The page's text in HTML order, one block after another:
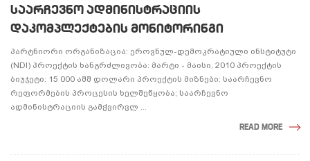
ᲡᲐᲐᲠᲩᲔᲕᲜᲝ ᲐᲓᲛᲘᲜᲘᲡᲢᲠᲐᲪᲘᲘᲡ
ᲓᲐᲙᲝᲛᲞᲚᲔᲥᲢᲔᲑᲘᲡ ᲛᲝᲜᲘᲢᲝᲠᲘᲜᲒᲘ
პარტნიორი ორგანიზაცია: ეროვნულ-დემოკრატიული ინსტიტუტი
(NDI) პროექტის ხანგრძლივობა: მარტი - მაისი, 2010 პროექტის
ბიუჯეტი: 15 000 აშშ დოლარი პროექტის მიზნები: საარჩევნო
რეფორმების პროცესის ხელშეწყობა; საარჩევნო
ადმინისტრაციის გამჭვირვლ ...
READ MORE